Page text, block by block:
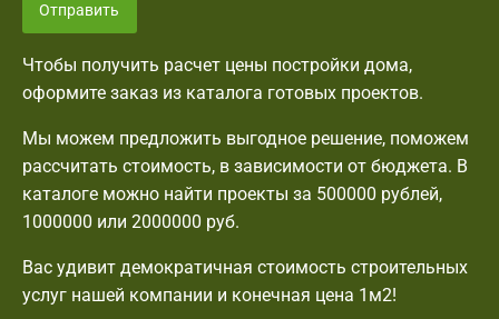
Отправить
Чтобы получить расчет цены постройки дома,
оформите заказ из каталога готовых проектов.
Мы можем предложить выгодное решение, поможем
рассчитать стоимость, в зависимости от бюджета. В
каталоге можно найти проекты за 500000 рублей,
1000000 или 2000000 руб.
Вас удивит демократичная стоимость строительных
услуг нашей компании и конечная цена 1м2!